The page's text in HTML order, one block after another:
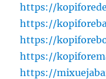
https://
https://
https://
https://
https://